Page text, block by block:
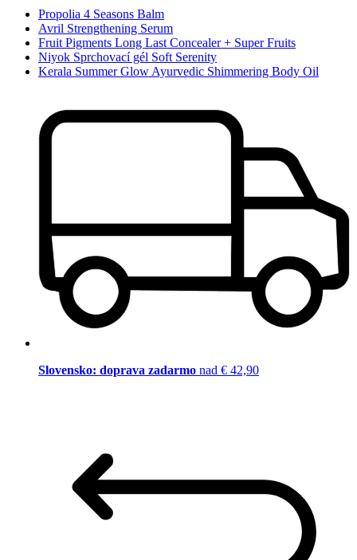
Propolia 4 Seasons Balm
Avril Strengthening Serum
Fruit Pigments Long Last Concealer + Super Fruits
Niyok Sprchovací gél Soft Serenity
Kerala Summer Glow Ayurvedic Shimmering Body Oil
Slovensko: doprava zadarmo nad € 42,90